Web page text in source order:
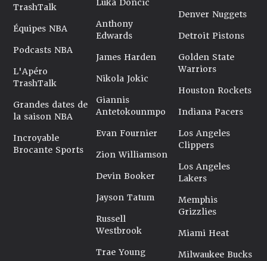
TrashTalk
Équipes NBA
Podcasts NBA
L'Apéro
TrashTalk
Grandes dates de
la saison NBA
Incroyable
Brocante Sports
Luka Doncic
Anthony
Edwards
James Harden
Nikola Jokic
Giannis
Antetokounmpo
Evan Fournier
Zion Williamson
Devin Booker
Jayson Tatum
Russell
Westbrook
Trae Young
Denver Nuggets
Detroit Pistons
Golden State
Warriors
Houston Rockets
Indiana Pacers
Los Angeles
Clippers
Los Angeles
Lakers
Memphis
Grizzlies
Miami Heat
Milwaukee Bucks